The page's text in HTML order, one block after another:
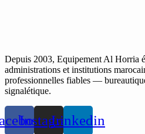
Depuis 2003, Equipement Al Horria
administrations et institutions
professionnelles fiables —
signalétique.
InstagramLinkedin